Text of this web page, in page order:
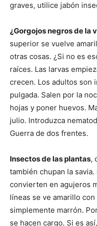
graves, utilice jabón
¿Gorgojos negros de la
superior se vuelve
otras cosas. ¿Si no es
raíces. Las larvas
crecen. Los adultos son
pulgada. Salen por la
hojas y poner huevos.
julio. Introduzca
Guerra de dos frentes.
Insectos de las plantas,
también chupan la
convierten en agujeros
líneas se ve amarillo
simplemente marrón.
se hacen cargo. Si es